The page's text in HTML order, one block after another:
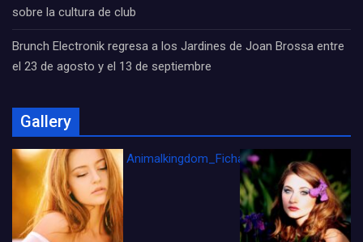
sobre la cultura de club
Brunch Electronik regresa a los Jardines de Joan Brossa entre
el 23 de agosto y el 13 de septiembre
Gallery
Animalkingdom_FichaCine